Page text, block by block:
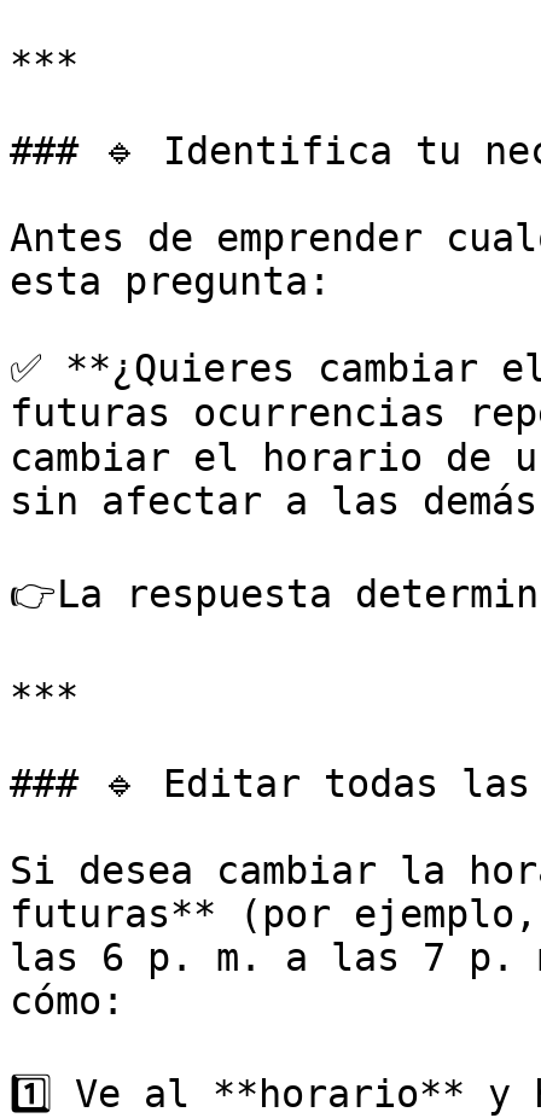
***
### 🔹 Identifica tu
Antes de emprender
esta pregunta:
✅ **¿Quieres cambiar
futuras ocurrencias
cambiar el horario de
sin afectar a las
👉La respuesta
***
### 🔹 Editar todas
Si desea cambiar la
futuras** (por
las 6 p. m. a las 7 p.
cómo:
1️⃣ Ve al **horario** y